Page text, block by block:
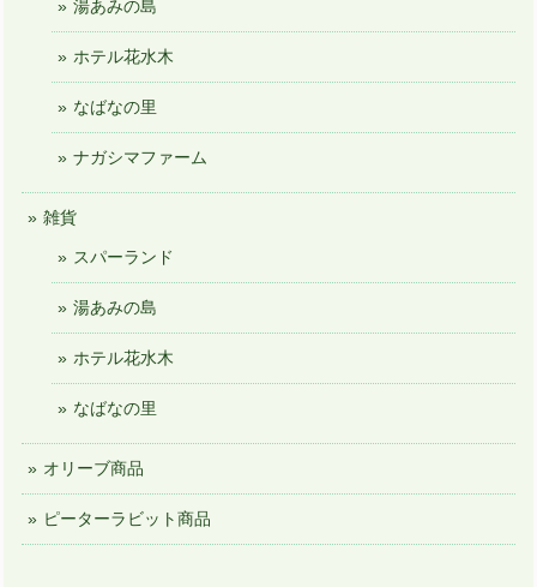
湯あみの島
ホテル花水木
なばなの里
ナガシマファーム
雑貨
スパーランド
湯あみの島
ホテル花水木
なばなの里
オリーブ商品
ピーターラビット商品